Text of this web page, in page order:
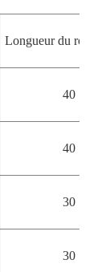
Longueur du
40
40
30
30